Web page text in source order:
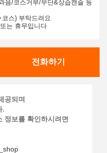
음/코스거부/무단&상습캔슬 등
스) 부탁드려요
는 휴무입니다
전화하기
공되며
.
정보를 확인하시려면